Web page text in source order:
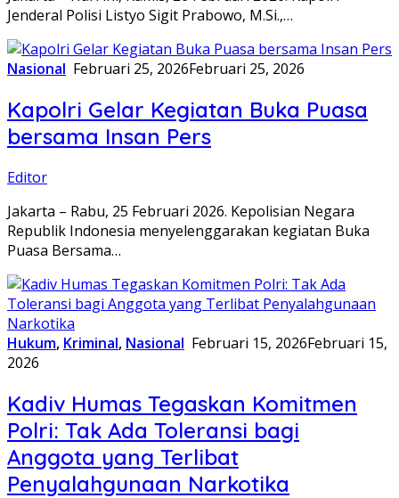
Jenderal Polisi Listyo Sigit Prabowo, M.Si.,…
Nasional Februari 25, 2026Februari 25, 2026
Kapolri Gelar Kegiatan Buka Puasa
bersama Insan Pers
Editor
Jakarta – Rabu, 25 Februari 2026. Kepolisian Negara
Republik Indonesia menyelenggarakan kegiatan Buka
Puasa Bersama…
Hukum, Kriminal, Nasional Februari 15, 2026Februari 15,
2026
Kadiv Humas Tegaskan Komitmen
Polri: Tak Ada Toleransi bagi
Anggota yang Terlibat
Penyalahgunaan Narkotika